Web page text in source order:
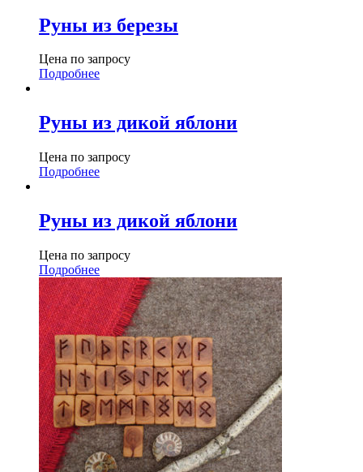
Руны из березы
Цена по запросу
Подробнее
Руны из дикой яблони
Цена по запросу
Подробнее
Руны из дикой яблони
Цена по запросу
Подробнее